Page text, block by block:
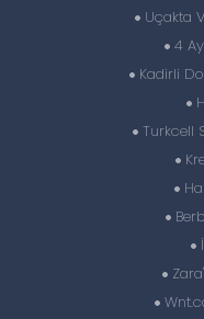
Uçakta
4
Kadirli
Turkcell